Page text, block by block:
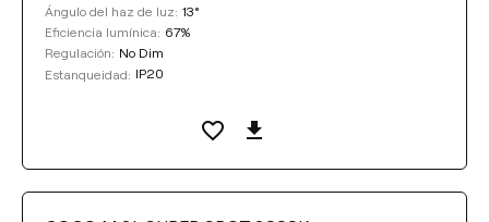
Ángulo del haz de luz: 13°
Eficiencia lumínica: 67%
Regulación: No Dim
Estanqueidad: IP20